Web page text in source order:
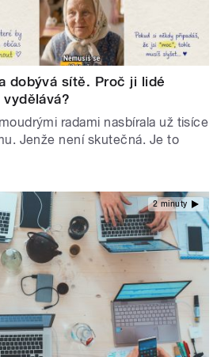
dobývá sítě. Proč ji lidé
radami nasbírala už tisíce
Jenže není skutečná. Je to
2 minuty